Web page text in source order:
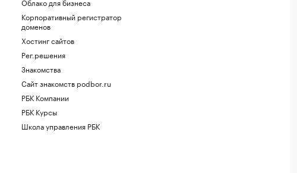
Корпоративный регистратор
доменов
Хостинг сайтов
Рег.решения
Знакомства
Сайт знакомств podbor.ru
РБК Компании
РБК Курсы
Школа управления РБК